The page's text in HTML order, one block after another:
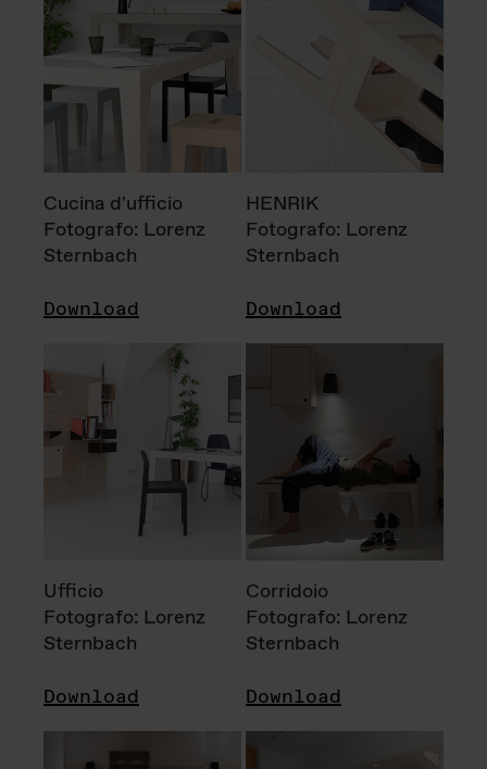
Cucina d'ufficio
Fotografo: Lorenz
Sternbach
Download
HENRIK
Fotografo: Lorenz
Sternbach
Download
Ufficio
Fotografo: Lorenz
Sternbach
Download
Corridoio
Fotografo: Lorenz
Sternbach
Download